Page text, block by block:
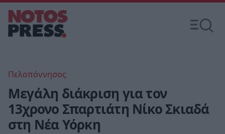
Πελοπόννησος
Μεγάλη διάκριση για τον
13χρονο Σπαρτιάτη Νίκο Σκιαδά
στη Νέα Υόρκη